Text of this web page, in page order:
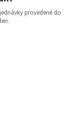
provedené do